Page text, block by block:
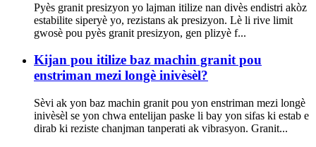
Pyès granit presizyon yo lajman itilize nan divès endistri akòz
estabilite siperyè yo, rezistans ak presizyon. Lè li rive limit
gwosè pou pyès granit presizyon, gen plizyè f...
Kijan pou itilize baz machin granit pou
enstriman mezi longè inivèsèl?
Sèvi ak yon baz machin granit pou yon enstriman mezi longè
inivèsèl se yon chwa entelijan paske li bay yon sifas ki estab e
dirab ki reziste chanjman tanperati ak vibrasyon. Granit...